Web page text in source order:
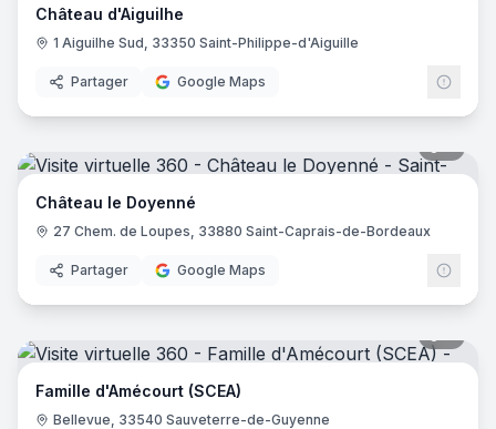
Château d'Aiguilhe
1 Aiguilhe Sud, 33350 Saint-Philippe-d'Aiguille
Partager Google Maps
Château le Doyenné
27 Chem. de Loupes, 33880 Saint-Caprais-de-Bordeaux
Partager Google Maps
Famille d'Amécourt (SCEA)
Bellevue, 33540 Sauveterre-de-Guyenne